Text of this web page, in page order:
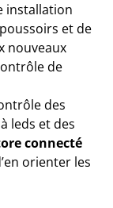
installation
et de
nouveaux
de
des
leds et des
connecté
orienter les